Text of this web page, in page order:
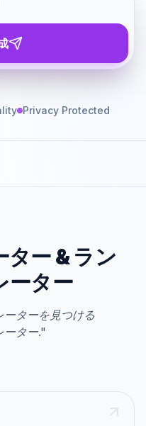
Privacy Protected
ター& ラン
ーター
ターを見つける
ーター."